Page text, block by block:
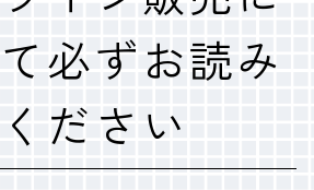
必ずお読み
ください